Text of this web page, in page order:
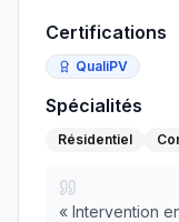
Certifications
QualiPV
Spécialités
Résidentiel
« Intervention